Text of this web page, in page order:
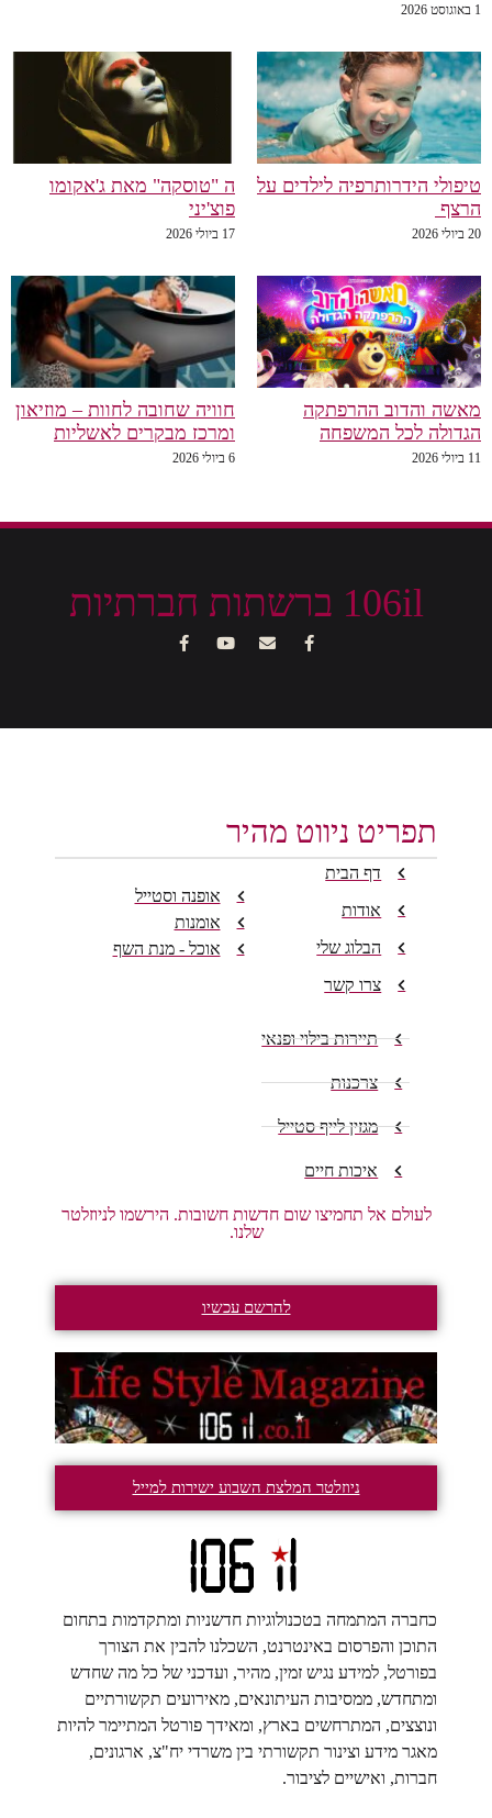
1 באוגוסט 2026
טיפולי הידרותרפיה לילדים על
הרצף
20 ביולי 2026
ה "טוסקה" מאת ג'אקומו
פוצ'יני
17 ביולי 2026
מאשה והדוב ההרפתקה
הגדולה לכל המשפחה
11 ביולי 2026
חוויה שחובה לחוות – מוזיאון
ומרכז מבקרים לאשליות
6 ביולי 2026
106il ברשתות חברתיות
תפריט ניווט מהיר
דף הבית
אודות
הבלוג שלי
צרו קשר
אופנה וסטייל
אומנות
אוכל - מנת השף
תיירות בילוי ופנאי
צרכנות
מגזין לייף סטייל
איכות חיים
לעולם אל תחמיצו שום חדשות חשובות. הירשמו לניוזלטר
שלנו.
להרשם עכשיו
ניוזלטר המלצת השבוע ישירות למייל
כחברה המתמחה בטכנולוגיות חדשניות ומתקדמות בתחום
התוכן והפרסום באינטרנט, השכלנו להבין את הצורך
בפורטל, למידע נגיש זמין, מהיר, ועדכני של כל מה שחדש
ומתחדש, ממסיבות העיתונאים, מאירועים תקשורתיים
ונוצצים, המתרחשים בארץ, ומאידך פורטל המתיימר להיות
מאגר מידע וצינור תקשורתי בין משרדי יח"צ, ארגונים,
חברות, ואישיים לציבור.